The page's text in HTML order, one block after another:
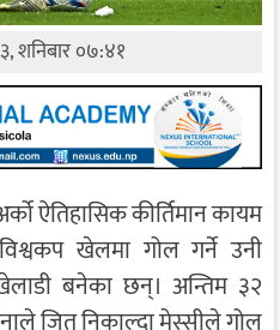
शनिबार ०७:४१
ऐतिहासिक कीर्तिमान कायम
खेलमा गोल गर्ने उनी
बनेका छन्। अन्तिम ३२